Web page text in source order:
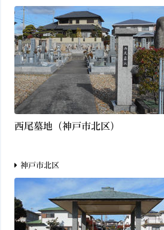
西尾墓地（神戸市北区）
神戸市北区